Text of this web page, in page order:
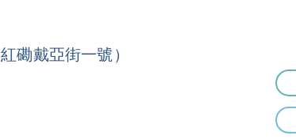
磡戴亞街一號）